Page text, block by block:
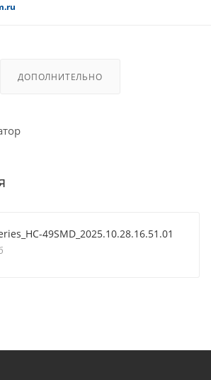
ДОПОЛНИТЕЛЬНО
49SMD_2025.10.28.16.51.01